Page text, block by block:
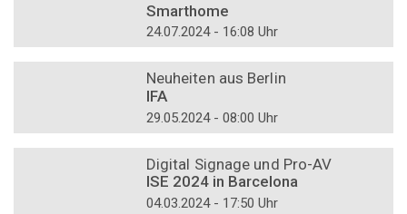
Smarthome
24.07.2024 - 16:08 Uhr
Neuheiten aus Berlin
IFA
29.05.2024 - 08:00 Uhr
Digital Signage und Pro-AV
ISE 2024 in Barcelona
04.03.2024 - 17:50 Uhr